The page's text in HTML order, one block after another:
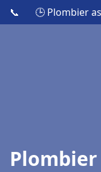
📞 🕒 Plombier